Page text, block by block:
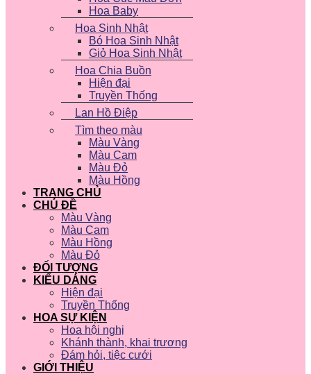
Hoa Baby
Hoa Sinh Nhật
Bó Hoa Sinh Nhật
Giỏ Hoa Sinh Nhật
Hoa Chia Buồn
Hiện đại
Truyền Thống
Lan Hồ Điệp
Tìm theo màu
Màu Vàng
Màu Cam
Màu Đỏ
Màu Hồng
TRANG CHỦ
CHỦ ĐỀ
Màu Vàng
Màu Cam
Màu Hồng
Màu Đỏ
ĐỐI TƯỢNG
KIỂU DÁNG
Hiện đại
Truyền Thống
HOA SỰ KIỆN
Hoa hội nghị
Khánh thành, khai trương
Đám hỏi, tiệc cưới
GIỚI THIỆU